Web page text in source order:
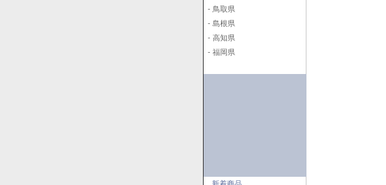
- 鳥取県
- 島根県
- 高知県
- 福岡県